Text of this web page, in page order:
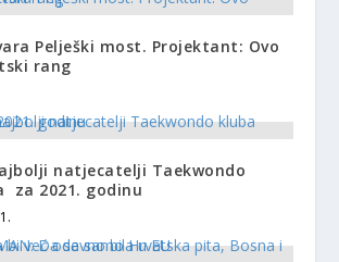
Pelješki most. Projektant: Ovo
rang
natjecatelji Taekwondo
za 2021. godinu